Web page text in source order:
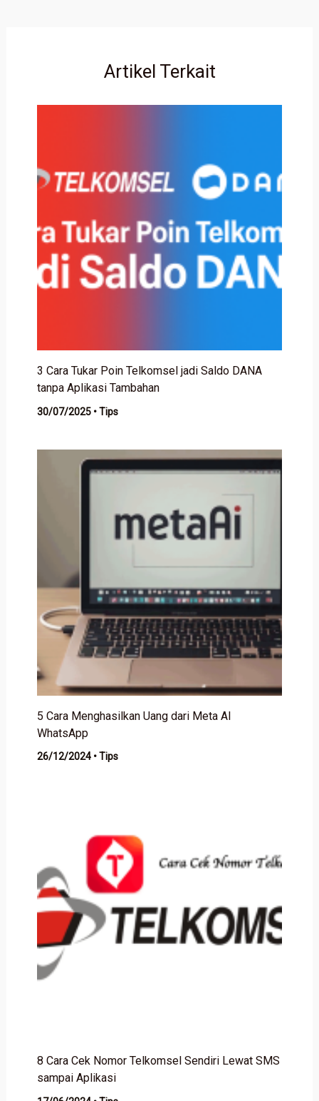
Artikel Terkait
3 Cara Tukar Poin Telkomsel jadi Saldo DANA
tanpa Aplikasi Tambahan
30/07/2025 •Tips
5 Cara Menghasilkan Uang dari Meta AI
WhatsApp
26/12/2024 •Tips
8 Cara Cek Nomor Telkomsel Sendiri Lewat SMS
sampai Aplikasi